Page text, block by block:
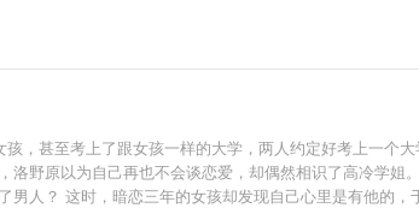
，甚至考上了跟女孩一样的大学，两人约定好考上一个
野原以为自己再也不会谈恋爱，却偶然相识了高冷学姐
人？ 这时，暗恋三年的女孩却发现自己心里是有他的